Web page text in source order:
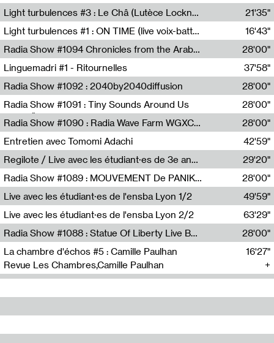
Light turbulences #3 : Le Châ (Lutèce Lockness)
Lutèce Lockness
21'35"
Light turbulences #1 : ON TIME (live voix-batterie) avec Jérôme Game & Jean-Michel Espitallier
Jérôme Game,Jean-Michel Espitallier
16'43"
Radia Show #1094 Chronicles from the Arab Cold War by Ghazi Barakat
Reboot.fm
28'00"
Linguemadri #1 - Ritournelles
Meris Angioletti
37'58"
Radia Show #1092 : 2040by2040diffusion
Diffusion FM
28'00"
Radia Show #1091 : Tiny Sounds Around Us
Radio Študent
28'00"
Radia Show #1090 : Radia Wave Farm WGXC Corey De Juan Sherrard Jr Startalk
Wave Farm
28'00"
Entretien avec Tomomi Adachi
Tomomi Adachi,Loraine Baud
42'59"
Regilote / Live avec les étudiant·es de 3e année de l'EMA
Nima Henryon,Athéna Noël,Amir Genillon,Ibourayane Ahmadi,Manelle Cherrih,Honorine Gibello,John Weeber,Manon Joseph
29'20"
Radia Show #1089 : MOUVEMENT De PANIK (Radio Panik)
Radio Panik
28'00"
Live avec les étudiant·es de l'ensba Lyon 1/2
49'59"
Live avec les étudiant·es de l'ensba Lyon 2/2
63'29"
Radia Show #1088 : Statue Of Liberty Live By Ed Baxter (Resonance)
Resonance
28'00"
La chambre d'échos #5 : Camille Paulhan
Revue Les Chambres,Camille Paulhan
16'27"